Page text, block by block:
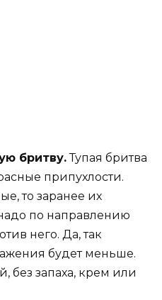
бритву.Тупая бритва
припухлости.
то заранее их
по направлению
него. Да, так
будет меньше.
без запаха, крем или